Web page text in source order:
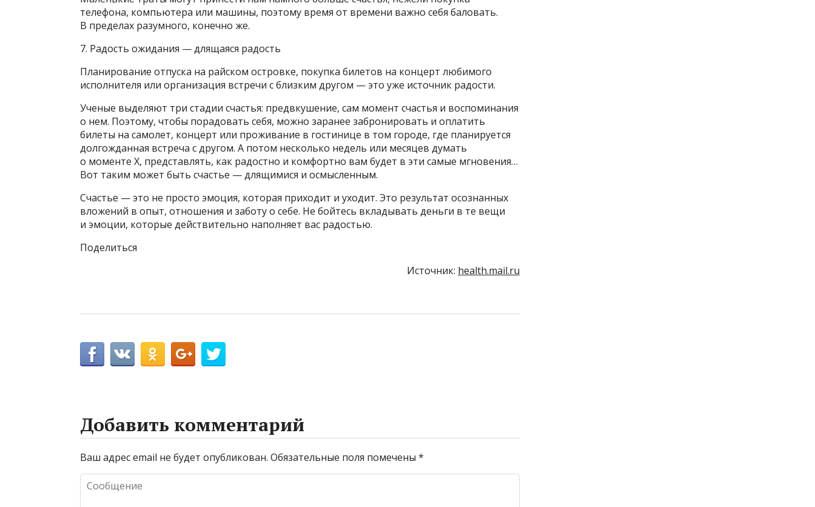
телефона, компьютера или машины, поэтому время от времени важно себя баловать.
В пределах разумного, конечно же.
7. Радость ожидания — длящаяся радость
Планирование отпуска на райском островке, покупка билетов на концерт любимого
исполнителя или организация встречи с близким другом — это уже источник радости.
Ученые выделяют три стадии счастья: предвкушение, сам момент счастья и воспоминания
о нем. Поэтому, чтобы порадовать себя, можно заранее забронировать и оплатить
билеты на самолет, концерт или проживание в гостинице в том городе, где планируется
долгожданная встреча с другом. А потом несколько недель или месяцев думать
о моменте Х, представлять, как радостно и комфортно вам будет в эти самые мгновения…
Вот таким может быть счастье — длящимися и осмысленным.
Счастье — это не просто эмоция, которая приходит и уходит. Это результат осознанных
вложений в опыт, отношения и заботу о себе. Не бойтесь вкладывать деньги в те вещи
и эмоции, которые действительно наполняет вас радостью.
Поделиться
Источник: health.mail.ru
Добавить комментарий
Ваш адрес email не будет опубликован. Обязательные поля помечены *